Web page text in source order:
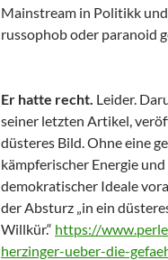
Mainstream in Politikk
russophob oder paranoid
Er hatte recht. Leider.
seiner letzten Artikel,
düsteres Bild. Ohne eine
kämpferischer Energie
demokratischer Ideale
der Absturz „in ein
Willkür.“ https://
herzinger-ueber-die-